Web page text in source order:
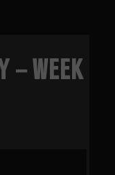
– WEEK